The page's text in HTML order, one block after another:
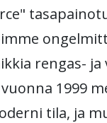
rengas- ja
vuonna 1999
tila, ja